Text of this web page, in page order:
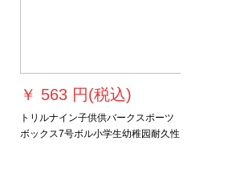
￥ 563 円(税込)
トリルナイン子供供バークスポーツ
ボックス7号ボル小学生幼稚园耐久性